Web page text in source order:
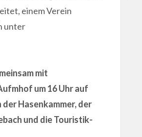
einem Verein
unter
mit
um 16 Uhr auf
Hasenkammer, der
und die Touristik-